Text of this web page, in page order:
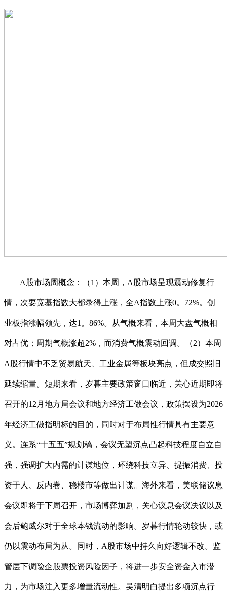
A股市场周概念：（1）本周，A股市场呈现震动修复行
情，次要宽基指数大都录得上涨，全A指数上涨0。72%。创
业板指涨幅领先，达1。86%。从气概来看，本周大盘气概相
对占优；周期气概涨超2%，而消费气概震动回调。（2）本周
A股行情中不乏贸易航天、工业金属等板块亮点，但成交照旧
延续缩量。短期来看，岁暮主要政策窗口临近，关心近期即将
召开的12月地方局会议和地方经济工做会议，政策摆设为2026
年经济工做指明标的目的，同时对于布局性行情具有主要意
义。连系“十五五”规划稿，会议无望沉点凸起科技程度自立自
强，强调扩大内需的计谋地位，环绕科技立异、提振消费、投
资于人、反内卷、稳楼市等做出计谋。海外来看，美联储议息
会议即将于下周召开，市场博弈加剧，关心议息会议决议以及
会后鲍威尔对于全球本钱流动的影响。岁暮行情轮动较快，或
仍以震动布局为从。同时，A股市场中持久向好逻辑不改。监
管层下调险企股票投资风险因子，将进一步安全资金入市潜
力，为市场注入更多增量流动性。吴清明白提出多项沉点行